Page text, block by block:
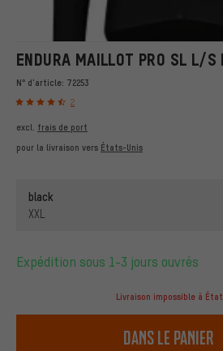
ENDURA MAILLOT PRO SL L/S
N° d'article: 72253
2
excl. frais de port
pour la livraison vers États-Unis
black
XXL
Expédition sous 1-3 jours ouvrés
Livraison impossible à
dans le panier